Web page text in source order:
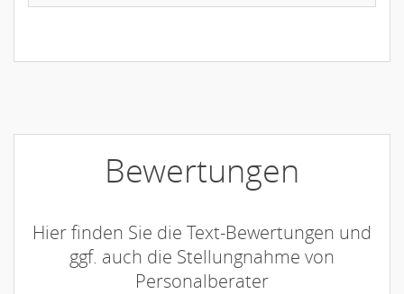
Bewertungen
Hier finden Sie die Text-Bewertungen und
ggf. auch die Stellungnahme von
Personalberater